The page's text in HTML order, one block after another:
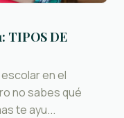
TIPOS DE
en el
no sabes qué
te ayu...